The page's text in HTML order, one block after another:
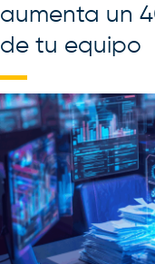
aumenta un
de tu equipo